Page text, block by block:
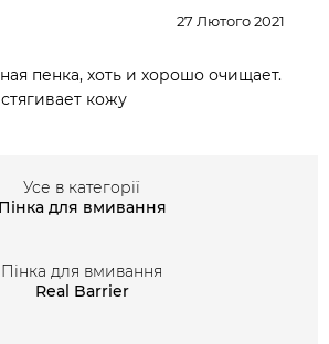
27 Лютого 2021
пенка, хоть и хорошо очищает.
кожу
Усе в категорії
Пінка для вмивання
Пінка для вмивання
Real Barrier